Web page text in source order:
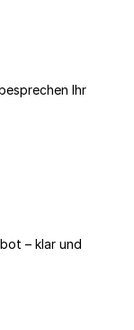
Ihr
– klar und